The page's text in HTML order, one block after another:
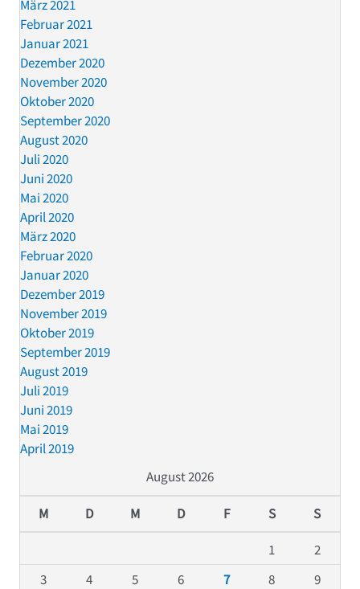
März 2021
Februar 2021
Januar 2021
Dezember 2020
November 2020
Oktober 2020
September 2020
August 2020
Juli 2020
Juni 2020
Mai 2020
April 2020
März 2020
Februar 2020
Januar 2020
Dezember 2019
November 2019
Oktober 2019
September 2019
August 2019
Juli 2019
Juni 2019
Mai 2019
April 2019
August 2026
M D M D F S S
1
2
3
4 5 6 7 8
9